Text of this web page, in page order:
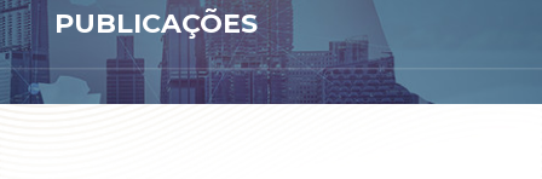
PUBLICAÇÕES